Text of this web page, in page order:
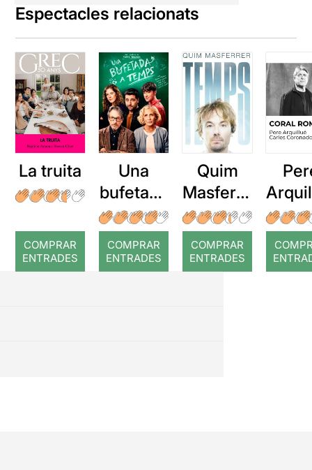
Espectacles relacionats
La truita
COMPRAR
ENTRADES
Una
bufetada
a temps
COMPRAR
ENTRADES
Quim
Masferre
r: Temps
COMPRAR
ENTRADES
: